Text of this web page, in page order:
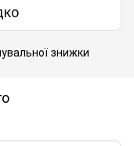
знижки